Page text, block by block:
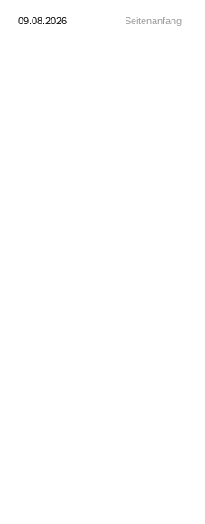
09.08.2026 Seitenanfang